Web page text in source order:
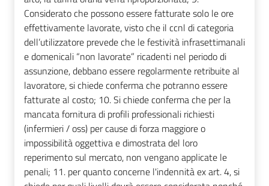
Considerato che possono essere fatturate solo le ore
effettivamente lavorate, visto che il ccnl di categoria
dell’utilizzatore prevede che le festività infrasettimanali
e domenicali “non lavorate” ricadenti nel periodo di
assunzione, debbano essere regolarmente retribuite al
lavoratore, si chiede conferma che potranno essere
fatturate al costo; 10. Si chiede conferma che per la
mancata fornitura di profili professionali richiesti
(infermieri / oss) per cause di forza maggiore o
impossibilità oggettiva e dimostrata del loro
reperimento sul mercato, non vengano applicate le
penali; 11. per quanto concerne l'indennità ex art. 4, si